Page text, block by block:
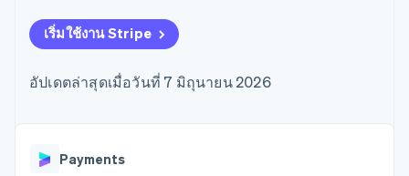
มากกว่า 125
รายการ
Authorization
ยกระดับการ
รวดเร็วขึ้น
ขายและ VAT
อัตโนมัติ
Revenue
ระบบ
การจัดการเงิน
แพลตฟอร์ม
เสนอการเรียกเก็บเงินตาม
การใช้งาน
รองรับอยู่
จัดเตรียมและจัดการ
บริษัท
แผนงานผลิตภัณฑ์
การประชุมประจำปีแบบ
เซสชัน
เริ่มใช้งาน Stripe
อัปเดตล่าสุดเมื่อวันที่ 7 มิถุนายน 2026
Payments